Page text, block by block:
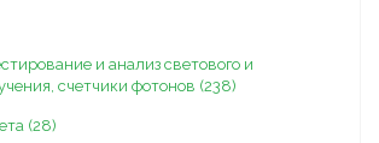
и анализ светового и
счетчики фотонов (238)
(28)